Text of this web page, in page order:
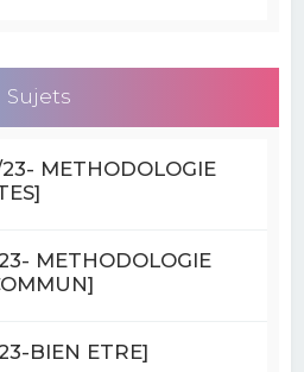
Sujets
23- METHODOLOGIE
METHODOLOGIE
BIEN ETRE]